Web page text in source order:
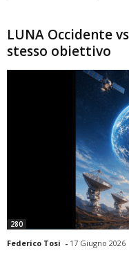
LUNA Occidente
stesso obiettivo
280
Federico Tosi - 17 Giugno 2026